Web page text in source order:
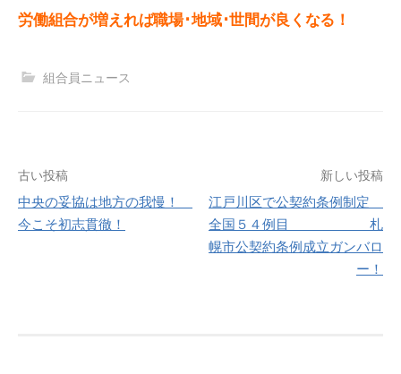
労働組合が増えれば職場･地域･世間が良くなる！
組合員ニュース
投
稿
古い投稿
中央の妥協は地方の我慢！
今こそ初志貫徹！
新しい投稿
江戸川区で公契約条例制定
全国５４例目 札
幌市公契約条例成立ガンバロ
ー！